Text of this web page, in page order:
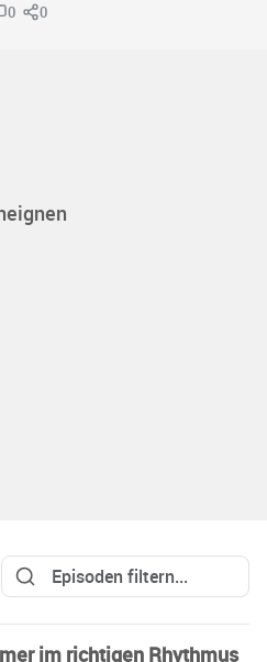
0 0
im richtigen Rhythmus